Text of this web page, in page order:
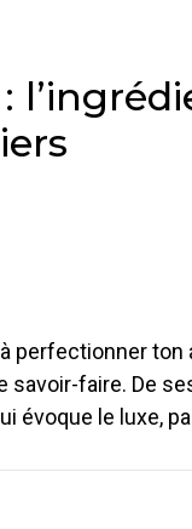
perfectionner ton
savoir-faire. De
évoque le luxe,